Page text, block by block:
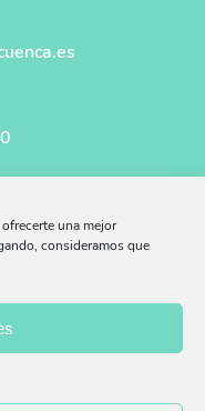
una mejor
consideramos que